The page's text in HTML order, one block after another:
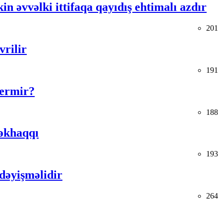
əvvəlki ittifaqa qayıdış ehtimalı azdır
201
191
188
193
264